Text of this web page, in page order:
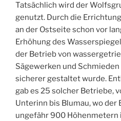
Tatsächlich wird der
genutzt. Durch die
an der Ostseite schon vor
Erhöhung des
der Betrieb von
Sägewerken und Schmieden
sicherer gestaltet wurde.
gab es 25 solcher Betriebe,
Unterinn bis Blumau, wo der
ungefähr 900 Höhenmetern